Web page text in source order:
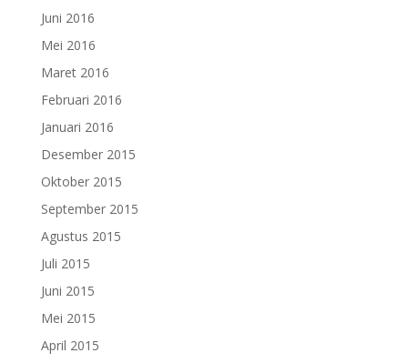
Juni 2016
Mei 2016
Maret 2016
Februari 2016
Januari 2016
Desember 2015
Oktober 2015
September 2015
Agustus 2015
Juli 2015
Juni 2015
Mei 2015
April 2015